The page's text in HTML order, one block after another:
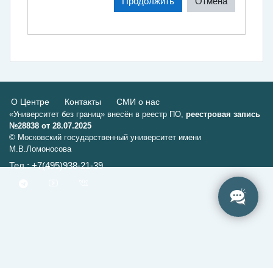
О Центре Контакты СМИ о нас
«Университет без границ» внесён в реестр ПО, реестровая запись
№28838 от 28.07.2025
© Московский государственный университет имени
М.В.Ломоносова
Тел.: +7(495)938-21-39